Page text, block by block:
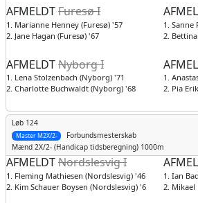
AFMELDTFuresø I
1. Marianne Henney (Furesø) '57
2. Jane Hagan (Furesø) '67
1.
2.
AFMELDTNyborg I
1. Lena Stolzenbach (Nyborg) '71
2. Charlotte Buchwaldt (Nyborg) '68
1.
2. Pia
Løb 124
Forbundsmesterskab
Master M2X/2-
Mænd 2X/2- (Handicap tidsberegning) 1000m
AFMELDTNordslesvig I
1. Fleming Mathiesen (Nordslesvig) '46
2. Kim Schauer Boysen (Nordslesvig) '61
1. Ian
2.